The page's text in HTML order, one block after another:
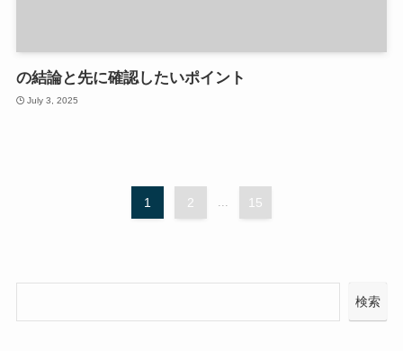
の結論と先に確認したいポイント
July 3, 2025
1 2 ... 15
検索